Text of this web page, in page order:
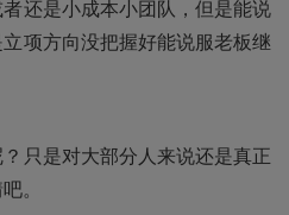
还是小成本小团队，但是能说
项方向没把握好能说服老板继
只是对大部分人来说还是真正
。